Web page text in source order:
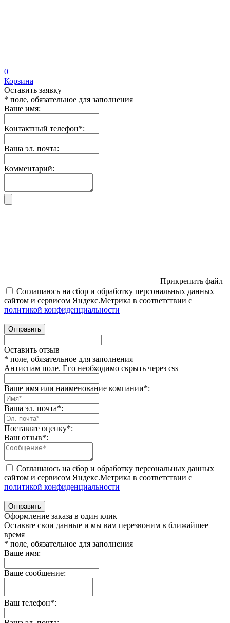
0
Корзина
Оставить заявку
* поле, обязательное для заполнения
Ваше имя:
Контактный телефон*:
Ваша эл. почта:
Комментарий:
Прикрепить файл
Соглашаюсь на сбор и обработку персональных данных
сайтом и сервисом Яндекс.Метрика в соответствии с
политикой конфиденциальности
Отправить
Оставить отзыв
* поле, обязательное для заполнения
Антиспам поле. Его необходимо скрыть через css
Ваше имя или наименование компании*:
Ваша эл. почта*:
Поставьте оценку*:
Ваш отзыв*:
Соглашаюсь на сбор и обработку персональных данных
сайтом и сервисом Яндекс.Метрика в соответствии с
политикой конфиденциальности
Отправить
Оформление заказа в один клик
Оставьте свои данные и мы вам перезвоним в ближайшее
время
* поле, обязательное для заполнения
Ваше имя:
Ваше сообщение:
Ваш телефон*: